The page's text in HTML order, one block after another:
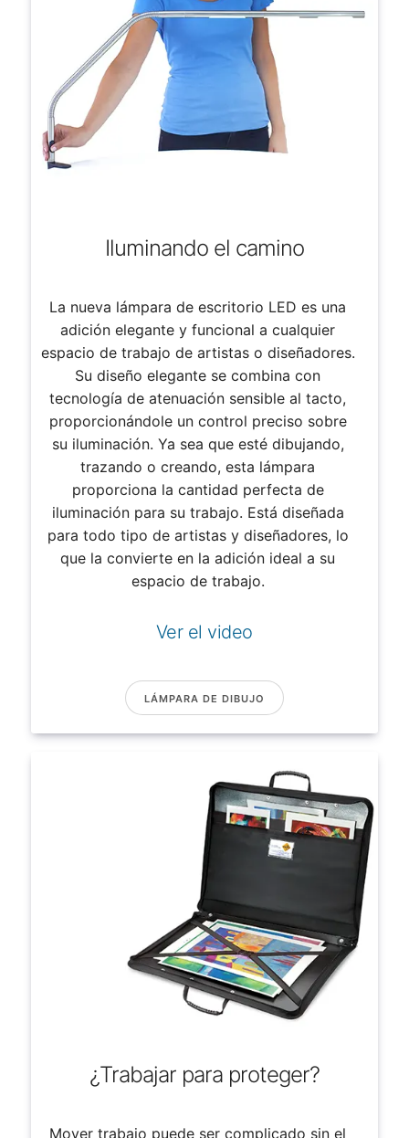
Iluminando el camino
La nueva lámpara de escritorio LED es una
adición elegante y funcional a cualquier
espacio de trabajo de artistas o diseñadores.
Su diseño elegante se combina con
tecnología de atenuación sensible al tacto,
proporcionándole un control preciso sobre
su iluminación. Ya sea que esté dibujando,
trazando o creando, esta lámpara
proporciona la cantidad perfecta de
iluminación para su trabajo. Está diseñada
para todo tipo de artistas y diseñadores, lo
que la convierte en la adición ideal a su
espacio de trabajo.
Ver el video
LÁMPARA DE DIBUJO
¿Trabajar para proteger?
Mover trabajo puede ser complicado sin el